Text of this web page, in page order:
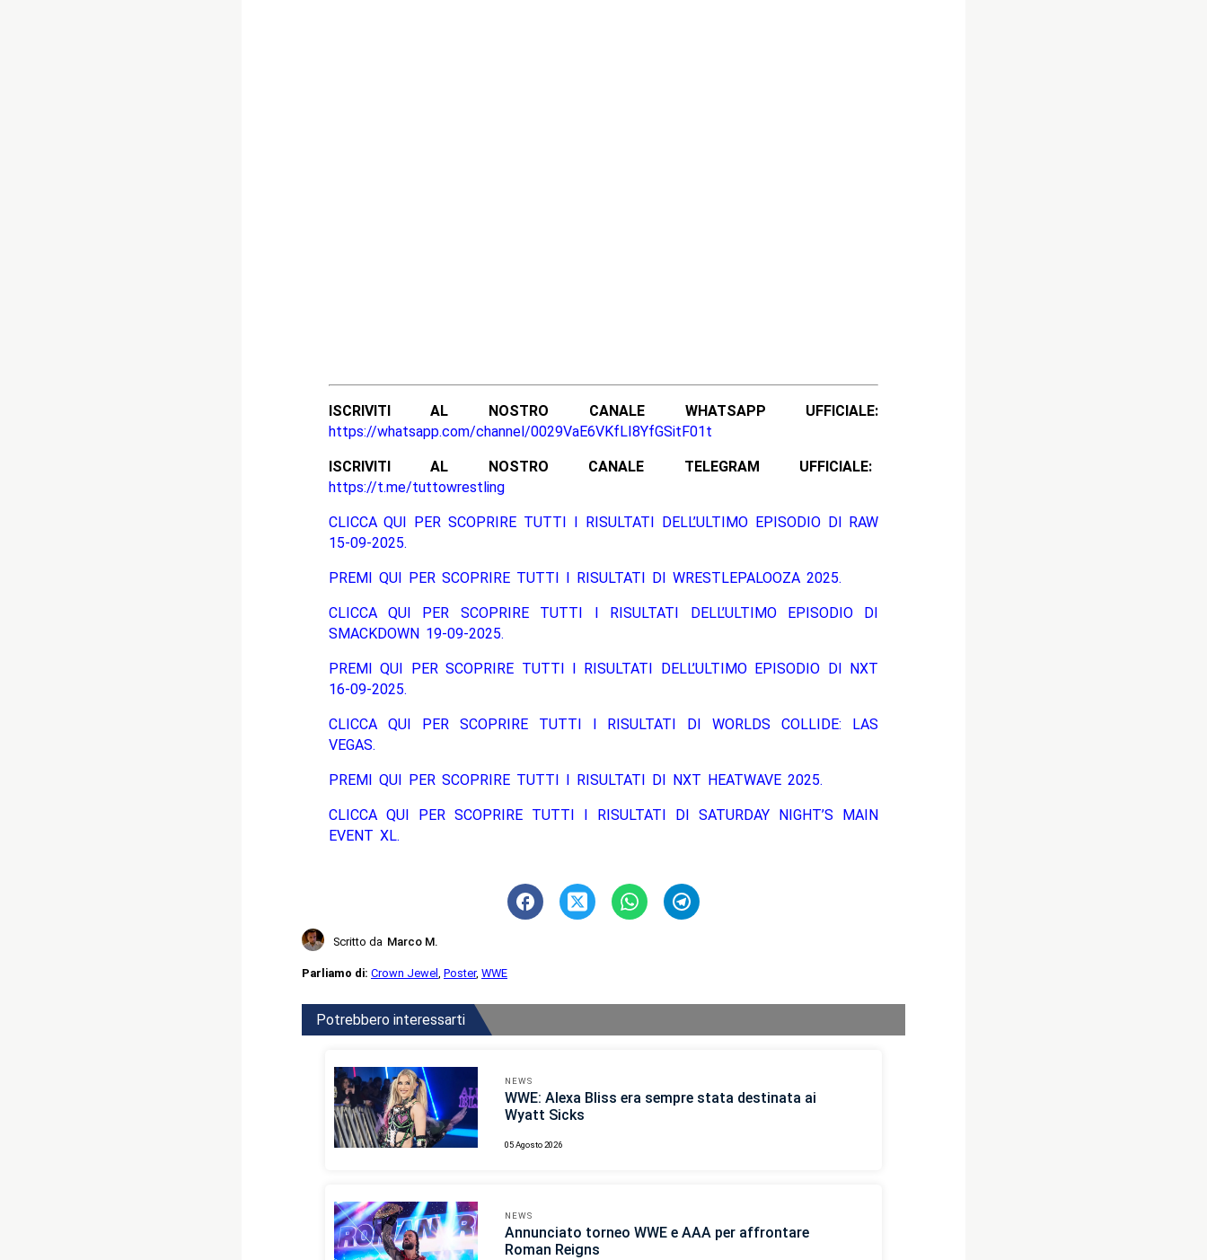
ISCRIVITI AL NOSTRO CANALE WHATSAPP UFFICIALE:
https://whatsapp.com/channel/0029VaE6VKfLI8YfGSitF01t
ISCRIVITI AL NOSTRO CANALE TELEGRAM UFFICIALE:
https://t.me/tuttowrestling
CLICCA QUI PER SCOPRIRE TUTTI I RISULTATI DELL’ULTIMO EPISODIO DI RAW
15-09-2025.
PREMI QUI PER SCOPRIRE TUTTI I RISULTATI DI WRESTLEPALOOZA 2025.
CLICCA QUI PER SCOPRIRE TUTTI I RISULTATI DELL’ULTIMO EPISODIO DI
SMACKDOWN 19-09-2025.
PREMI QUI PER SCOPRIRE TUTTI I RISULTATI DELL’ULTIMO EPISODIO DI NXT
16-09-2025.
CLICCA QUI PER SCOPRIRE TUTTI I RISULTATI DI WORLDS COLLIDE: LAS
VEGAS.
PREMI QUI PER SCOPRIRE TUTTI I RISULTATI DI NXT HEATWAVE 2025.
CLICCA QUI PER SCOPRIRE TUTTI I RISULTATI DI SATURDAY NIGHT’S MAIN
EVENT XL.
Scritto da Marco M.
Parliamo di: Crown Jewel , Poster, WWE
Potrebbero interessarti
NEWS
WWE: Alexa Bliss era sempre stata destinata ai
Wyatt Sicks
05 Agosto 2026
NEWS
Annunciato torneo WWE e AAA per affrontare
Roman Reigns